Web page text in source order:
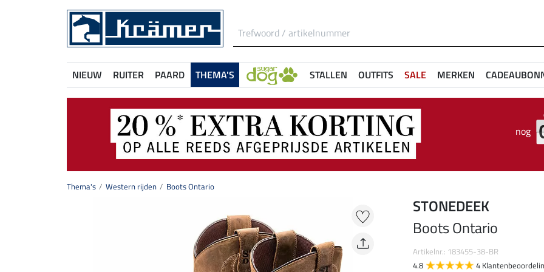
NIEUW RUITER PAARD THEMA'S STALLEN OUTFITS SALE MERKEN
nog
Thema's Western rijden Boots Ontario
STONEDEEK
Boots Ontario
Artikelnr.: 183455-38-BR
4.8
4